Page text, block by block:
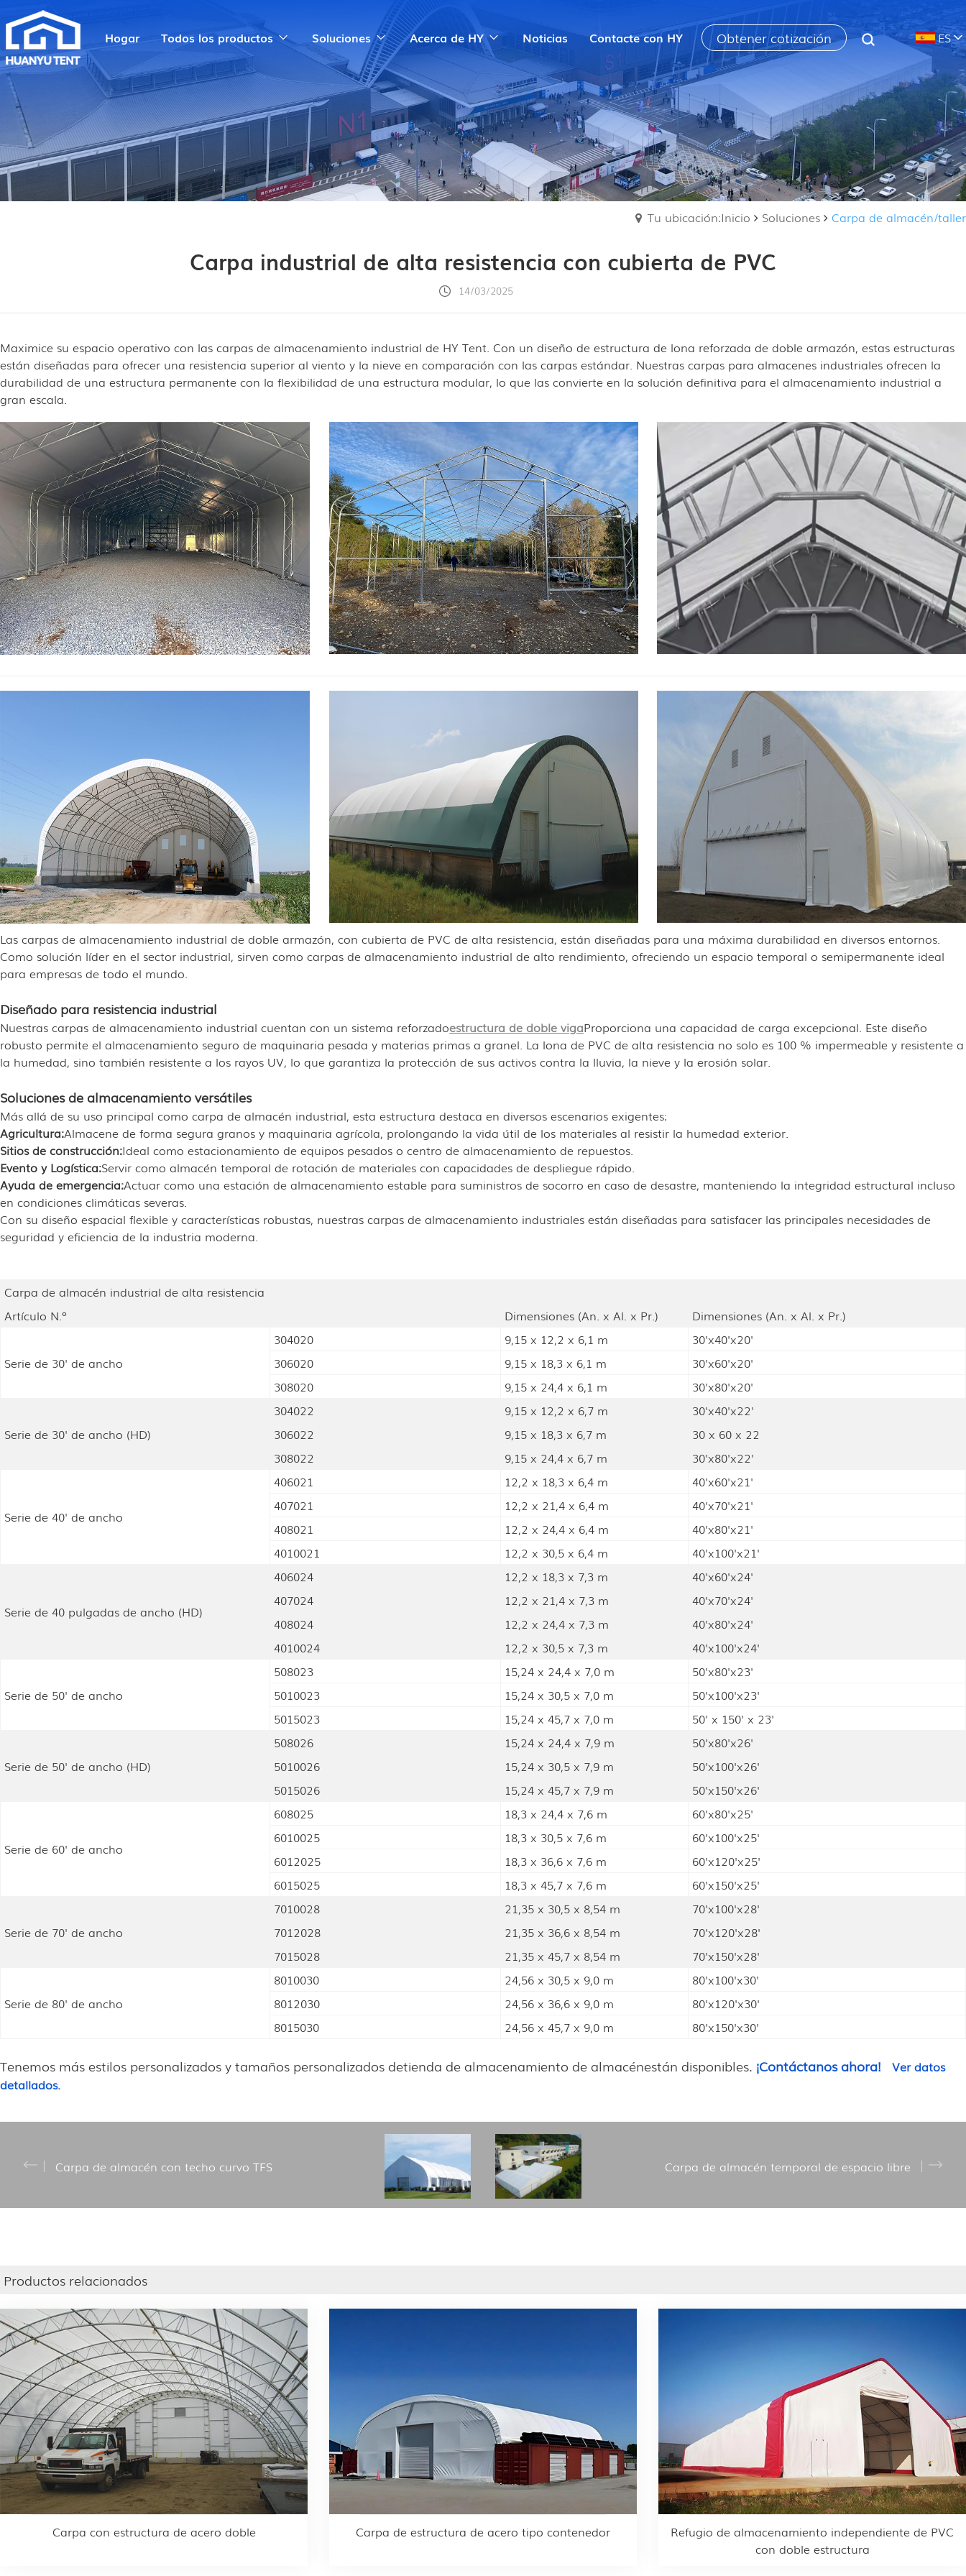
Hogar Todos los productos Soluciones Acerca de HY Noticias Contacte con HY Obtener cotización ES
Tu ubicación:Inicio Soluciones Carpa de almacén/taller
Carpa industrial de alta resistencia con cubierta de PVC
14/03/2025
Maximice su espacio operativo con las carpas de almacenamiento industrial de HY Tent. Con un diseño de estructura de lona reforzada de doble armazón, estas estructuras
están diseñadas para ofrecer una resistencia superior al viento y la nieve en comparación con las carpas estándar. Nuestras carpas para almacenes industriales ofrecen la
durabilidad de una estructura permanente con la flexibilidad de una estructura modular, lo que las convierte en la solución definitiva para el almacenamiento industrial a
gran escala.
Las carpas de almacenamiento industrial de doble armazón, con cubierta de PVC de alta resistencia, están diseñadas para una máxima durabilidad en diversos entornos.
Como solución líder en el sector industrial, sirven como carpas de almacenamiento industrial de alto rendimiento, ofreciendo un espacio temporal o semipermanente ideal
para empresas de todo el mundo.
Diseñado para resistencia industrial
Nuestras carpas de almacenamiento industrial cuentan con un sistema reforzadoestructura de doble vigaProporciona una capacidad de carga excepcional. Este diseño
robusto permite el almacenamiento seguro de maquinaria pesada y materias primas a granel. La lona de PVC de alta resistencia no solo es 100 % impermeable y resistente a
la humedad, sino también resistente a los rayos UV, lo que garantiza la protección de sus activos contra la lluvia, la nieve y la erosión solar.
Soluciones de almacenamiento versátiles
Más allá de su uso principal como carpa de almacén industrial, esta estructura destaca en diversos escenarios exigentes:
Agricultura:Almacene de forma segura granos y maquinaria agrícola, prolongando la vida útil de los materiales al resistir la humedad exterior.
Sitios de construcción:Ideal como estacionamiento de equipos pesados ​​o centro de almacenamiento de repuestos.
Evento y Logística:Servir como almacén temporal de rotación de materiales con capacidades de despliegue rápido.
Ayuda de emergencia:Actuar como una estación de almacenamiento estable para suministros de socorro en caso de desastre, manteniendo la integridad estructural incluso
en condiciones climáticas severas.
Con su diseño espacial flexible y características robustas, nuestras carpas de almacenamiento industriales están diseñadas para satisfacer las principales necesidades de
seguridad y eficiencia de la industria moderna.
Carpa de almacén industrial de alta resistencia
Artículo N.º
Dimensiones (An. x Al. x Pr.) Dimensiones (An. x Al. x Pr.)
Serie de 30' de ancho
304020 9,15 x 12,2 x 6,1 m
30'x40'x20'
306020
9,15 x 18,3 x 6,1 m
30'x60'x20'
308020
9,15 x 24,4 x 6,1 m 30'x80'x20'
Serie de 30' de ancho (HD)
304022 9,15 x 12,2 x 6,7 m
30'x40'x22'
306022
9,15 x 18,3 x 6,7 m
30 x 60 x 22
308022
9,15 x 24,4 x 6,7 m 30'x80'x22'
Serie de 40' de ancho
406021 12,2 x 18,3 x 6,4 m
40'x60'x21'
407021
12,2 x 21,4 x 6,4 m
40'x70'x21'
408021
12,2 x 24,4 x 6,4 m
40'x80'x21'
4010021
12,2 x 30,5 x 6,4 m 40'x100'x21'
Serie de 40 pulgadas de ancho (HD)
406024 12,2 x 18,3 x 7,3 m
40'x60'x24'
407024
12,2 x 21,4 x 7,3 m
40'x70'x24'
408024
12,2 x 24,4 x 7,3 m
40'x80'x24'
4010024
12,2 x 30,5 x 7,3 m 40'x100'x24'
Serie de 50' de ancho
508023 15,24 x 24,4 x 7,0 m
50'x80'x23'
5010023
15,24 x 30,5 x 7,0 m
50'x100'x23'
5015023
15,24 x 45,7 x 7,0 m 50' x 150' x 23'
Serie de 50' de ancho (HD)
508026 15,24 x 24,4 x 7,9 m
50'x80'x26'
5010026
15,24 x 30,5 x 7,9 m
50'x100'x26'
5015026
15,24 x 45,7 x 7,9 m 50'x150'x26'
Serie de 60' de ancho
608025 18,3 x 24,4 x 7,6 m
60'x80'x25'
6010025
18,3 x 30,5 x 7,6 m
60'x100'x25'
6012025
18,3 x 36,6 x 7,6 m
60'x120'x25'
6015025
18,3 x 45,7 x 7,6 m 60'x150'x25'
Serie de 70' de ancho
7010028 21,35 x 30,5 x 8,54 m
70'x100'x28'
7012028
21,35 x 36,6 x 8,54 m
70'x120'x28'
7015028
21,35 x 45,7 x 8,54 m 70'x150'x28'
Serie de 80' de ancho
8010030 24,56 x 30,5 x 9,0 m
80'x100'x30'
8012030
24,56 x 36,6 x 9,0 m
80'x120'x30'
8015030
24,56 x 45,7 x 9,0 m 80'x150'x30'
Tenemos más estilos personalizados y tamaños personalizados detienda de almacenamiento de almacénestán disponibles. ¡Contáctanos ahora!
Ver datos
detallados.
Carpa de almacén con techo curvo TFS Carpa de almacén temporal de espacio libre
Productos relacionados
Carpa con estructura de acero doble Carpa de estructura de acero tipo contenedor
Refugio de almacenamiento independiente de PVC
con doble estructura